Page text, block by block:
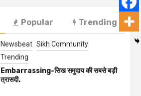
Popular Trending
Newsbeat Sikh Community
Trending
Embarrassing-सिख समुदाय की सबसे बड़ी
त्रासदी.